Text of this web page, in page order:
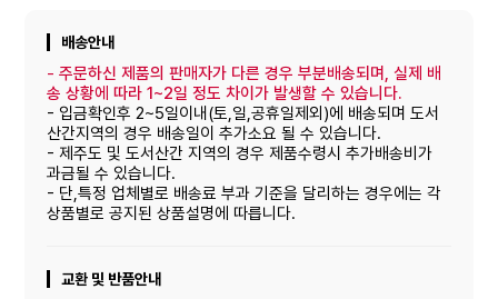
배송안내
-주문하신 제품의 판매자가 다른 경우 부분배송되며, 실제 배
송 상황에 따라 1~2일 정도 차이가 발생할 수 있습니다.
- 입금확인후 2~5일이내(토,일,공휴일제외)에 배송되며 도서
산간지역의 경우 배송일이 추가소요 될 수 있습니다.
- 제주도 및 도서산간 지역의 경우 제품수령시 추가배송비가
과금될 수 있습니다.
- 단,특정 업체별로 배송료 부과 기준을 달리하는 경우에는 각
상품별로 공지된 상품설명에 따릅니다.
교환 및 반품안내